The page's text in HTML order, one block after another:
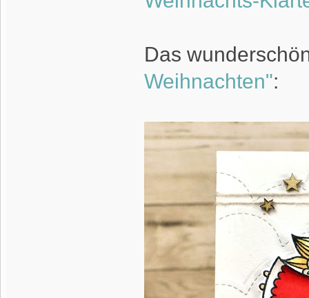
Das
Weihnachten":